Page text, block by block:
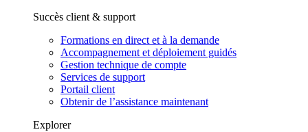
Succès client & support
Formations en direct et à la demande
Accompagnement et déploiement guidés
Gestion technique de compte
Services de support
Portail client
Obtenir de l’assistance maintenant
Explorer